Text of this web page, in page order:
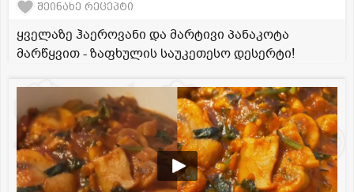
შეინახე რეცეპტი
ყველაზე ჰაეროვანი და მარტივი პანაკოტა
მარწყვით - ზაფხულის საუკეთესო დესერტი!